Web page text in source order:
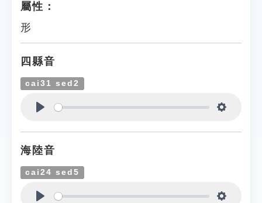
屬性：
形
四縣音
cai31 sed2
海陸音
cai24 sed5